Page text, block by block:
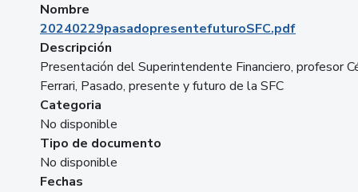
Nombre
20240229pasadopresentefuturoSFC.pdf
Descripción
Presentación del Superintendente Financiero, profesor
Ferrari, Pasado, presente y futuro de la SFC
Categoria
No disponible
Tipo de documento
No disponible
Fechas